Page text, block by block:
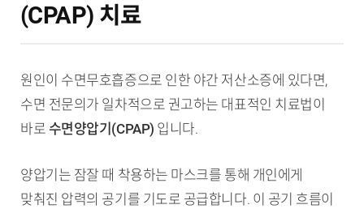
(CPAP) 치료
원인이 수면무호흡증으로 인한 야간 저산소증에 있다면,
수면 전문의가 일차적으로 권고하는 대표적인 치료법이
바로 수면양압기(CPAP) 입니다.
양압기는 잠잘 때 착용하는 마스크를 통해 개인에게
맞춰진 압력의 공기를 기도로 공급합니다. 이 공기 흐름이